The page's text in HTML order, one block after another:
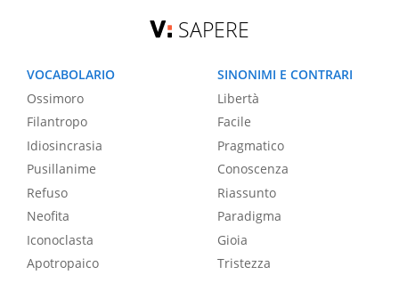
SAPERE
VOCABOLARIO
Ossimoro
Filantropo
Idiosincrasia
Pusillanime
Refuso
Neofita
Iconoclasta
Apotropaico
SINONIMI E CONTRARI
Libertà
Facile
Pragmatico
Conoscenza
Riassunto
Paradigma
Gioia
Tristezza